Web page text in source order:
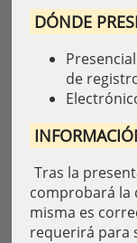
DÓNDE
de
Tras la
comprobará la
misma es
requerirá para